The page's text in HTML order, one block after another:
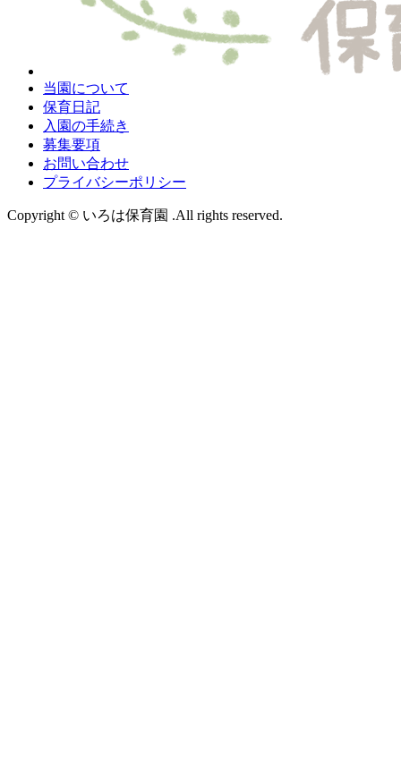
当園について
保育日記
入園の手続き
募集要項
お問い合わせ
プライバシーポリシー
Copyright © いろは保育園 .All rights reserved.